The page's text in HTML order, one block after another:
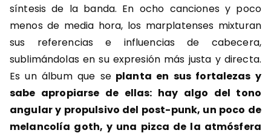
síntesis de la banda. En ocho canciones y poco
menos de media hora, los marplatenses mixturan
sus referencias e influencias de cabecera,
sublimándolas en su expresión más justa y directa.
Es un álbum que seplanta en sus fortalezas y
sabe apropiarse de ellas: hay algo del tono
angular y propulsivo del post-punk, un poco de
melancolía goth, y una pizca de la atmósfera